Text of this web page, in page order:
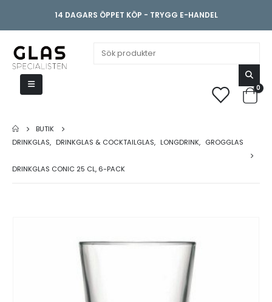
14 DAGARS ÖPPET KÖP - TRYGG E-HANDEL
0
BUTIK
DRINKGLAS, DRINKGLAS & COCKTAILGLAS, LONGDRINK, GROGGLAS
DRINKGLAS CONIC 25 CL, 6-PACK